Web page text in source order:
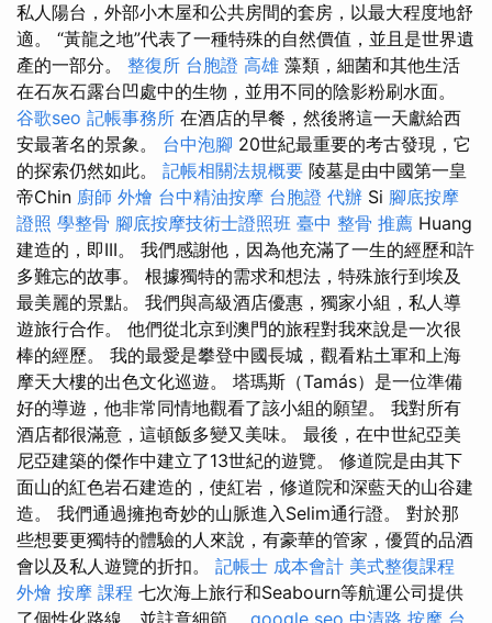
私人陽台，外部小木屋和公共房間的套房，以最大程度地舒
適。 “黃龍之地”代表了一種特殊的自然價值，並且是世界遺
產的一部分。 整復所 台胞證 高雄 藻類，細菌和其他生活
在石灰石露台凹處中的生物，並用不同的陰影粉刷水面。
谷歌seo 記帳事務所 在酒店的早餐，然後將這一天獻給西
安最著名的景象。 台中泡腳 20世紀最重要的考古發現，它
的探索仍然如此。 記帳相關法規概要 陵墓是由中國第一皇
帝Chin 廚師 外燴 台中精油按摩 台胞證 代辦 Si 腳底按摩
證照 學整骨 腳底按摩技術士證照班 臺中 整骨 推薦 Huang
建造的，即III。 我們感謝他，因為他充滿了一生的經歷和許
多難忘的故事。 根據獨特的需求和想法，特殊旅行到埃及
最美麗的景點。 我們與高級酒店優惠，獨家小組，私人導
遊旅行合作。 他們從北京到澳門的旅程對我來說是一次很
棒的經歷。 我的最愛是攀登中國長城，觀看粘土軍和上海
摩天大樓的出色文化巡遊。 塔瑪斯（Tamás）是一位準備
好的導遊，他非常同情地觀看了該小組的願望。 我對所有
酒店都很滿意，這頓飯多變又美味。 最後，在中世紀亞美
尼亞建築的傑作中建立了13世紀的遊覽。 修道院是由其下
面山的紅色岩石建造的，使紅岩，修道院和深藍天的山谷建
造。 我們通過擁抱奇妙的山脈進入Selim通行證。 對於那
些想要更獨特的體驗的人來說，有豪華的管家，優質的品酒
會以及私人遊覽的折扣。 記帳士 成本會計 美式整復課程
外燴 按摩 課程 七次海上旅行和Seabourn等航運公司提供
了個性化路線，並註意細節。 google seo 中清路 按摩 台